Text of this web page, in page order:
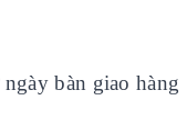
bàn giao hàng